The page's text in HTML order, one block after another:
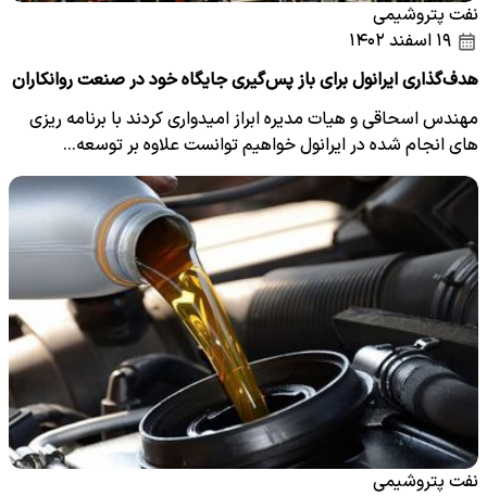
نفت پتروشیمی
هدف‌گذاری ایرانول برای باز پس‌گیری جایگاه خود در صنعت روانکاران
مهندس اسحاقی و هیات مدیره ابراز امیدواری کردند با برنامه ریزی
های انجام شده در ایرانول خواهیم توانست علاوه بر توسعه…
نفت پتروشیمی